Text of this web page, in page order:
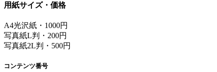
用紙サイズ・価格
A4光沢紙・1000円
写真紙L判・200円
写真紙2L判・500円
コンテンツ番号